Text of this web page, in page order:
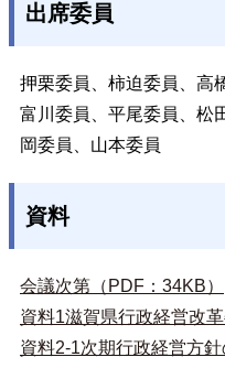
出席委員
押栗委員、柿迫委員、高
富川委員、平尾委員、松
岡委員、山本委員
資料
会議次第（PDF：34KB）
資料1滋賀県行政経営改
資料2-1次期行政経営方